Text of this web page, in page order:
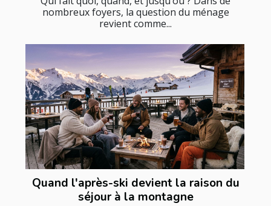
nombreux foyers, la question du ménage
revient comme...
Quand l'après-ski devient la raison du
séjour à la montagne